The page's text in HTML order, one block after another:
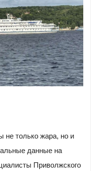
не только жара, но и
данные на
Приволжского